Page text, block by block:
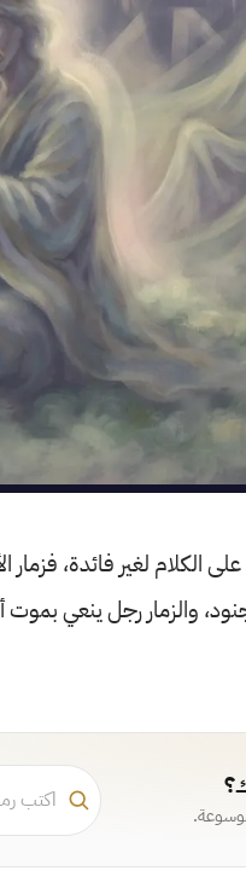
الكلام لغير فائدة، فزمار
والزمار رجل ينعي بموت